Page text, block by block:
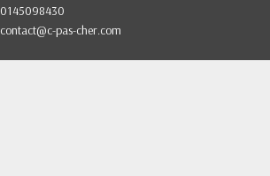
0145098430
contact@c-pas-cher.com